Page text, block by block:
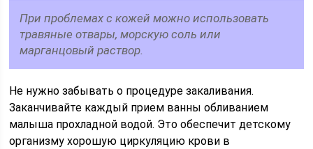
При проблемах с кожей можно использовать
травяные отвары, морскую соль или
марганцовый раствор.
Не нужно забывать о процедуре закаливания.
Заканчивайте каждый прием ванны обливанием
малыша прохладной водой. Это обеспечит детскому
организму хорошую циркуляцию крови в